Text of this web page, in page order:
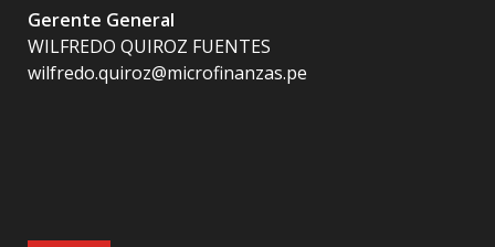
Gerente General
WILFREDO QUIROZ FUENTES
wilfredo.quiroz@microfinanzas.pe